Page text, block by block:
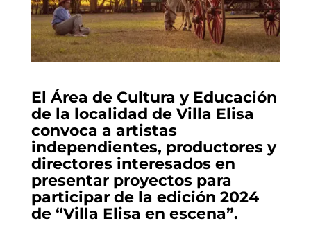
El Área de Cultura y Educación
de la localidad de Villa Elisa
convoca a artistas
independientes, productores y
directores interesados en
presentar proyectos para
participar de la edición 2024
de “Villa Elisa en escena”.